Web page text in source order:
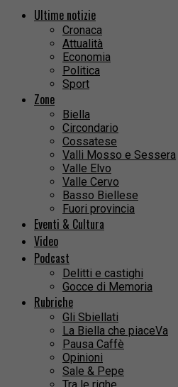
Ultime notizie
Cronaca
Attualità
Economia
Politica
Sport
Zone
Biella
Circondario
Cossatese
Valli Mosso e Sessera
Valle Elvo
Valle Cervo
Basso Biellese
Fuori provincia
Eventi & Cultura
Video
Podcast
Delitti e castighi
Gocce di Memoria
Rubriche
Gli Sbiellati
La Biella che piaceVa
Pausa Caffè
Opinioni
Sale & Pepe